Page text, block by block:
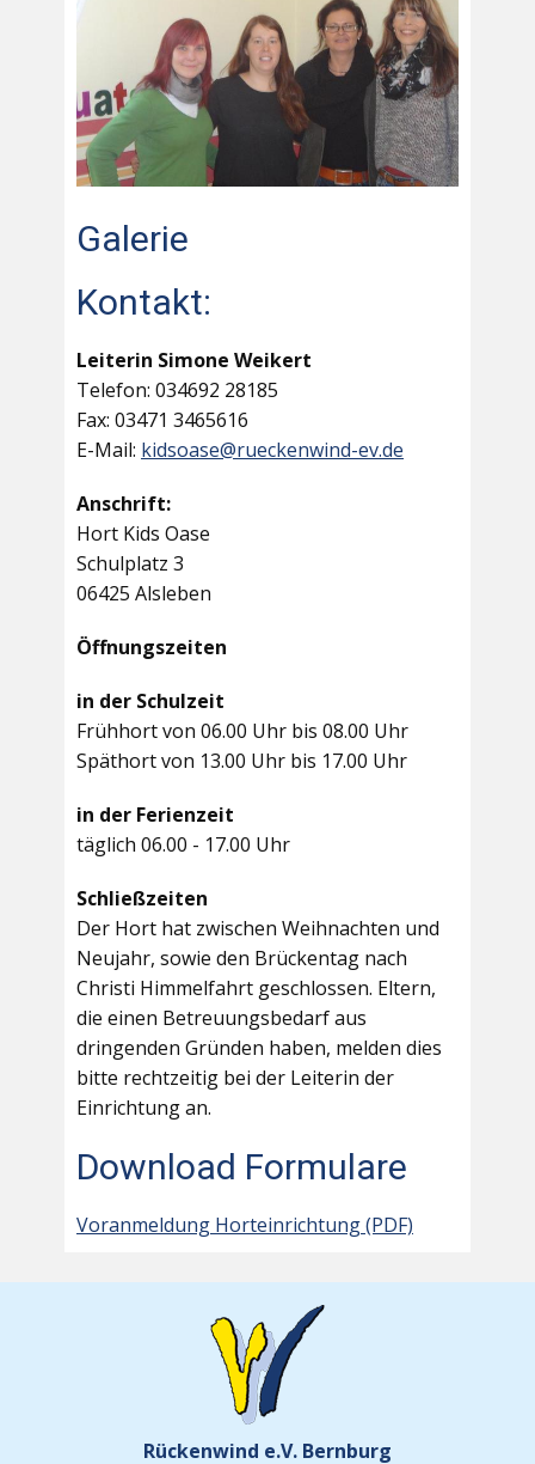
Galerie
Kontakt:
Leiterin Simone Weikert
Telefon: 034692 28185
Fax: 03471 3465616
E-Mail: kidsoase@rueckenwind-ev.de
Anschrift:
Hort Kids Oase
Schulplatz 3
06425 Alsleben
Öffnungszeiten
in der Schulzeit
Frühhort von 06.00 Uhr bis 08.00 Uhr
Späthort von 13.00 Uhr bis 17.00 Uhr
in der Ferienzeit
täglich 06.00 - 17.00 Uhr
Schließzeiten
Der Hort hat zwischen Weihnachten und
Neujahr, sowie den Brückentag nach
Christi Himmelfahrt geschlossen. Eltern,
die einen Betreuungsbedarf aus
dringenden Gründen haben, melden dies
bitte rechtzeitig bei der Leiterin der
Einrichtung an.
Download Formulare
Voranmeldung Horteinrichtung (PDF)
Rückenwind e.V. Bernburg